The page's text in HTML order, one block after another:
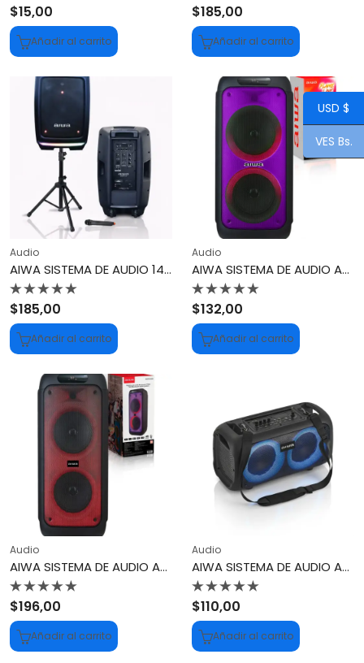
Valorado
con
0
de
5
$15,00
Añadir al carrito
Valorado
con
0
de
5
$185,00
Añadir al carrito
Audio
AIWA SISTEMA DE AUDIO 14″ AWSP14TW
Valorado
con
0
de
5
$185,00
Añadir al carrito
Audio
AIWA SISTEMA DE AUDIO AWPOH1D
Valorado
con
0
de
5
$132,00
Añadir al carrito
Audio
AIWA SISTEMA DE AUDIO AWPOH2D
Valorado
con
0
de
5
$196,00
Añadir al carrito
Audio
AIWA SISTEMA DE AUDIO AWPOH35
Valorado
con
0
de
5
$110,00
Añadir al carrito
USD $
VES Bs.